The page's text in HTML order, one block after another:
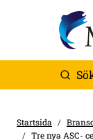
Startsida
Tre nya ASC-